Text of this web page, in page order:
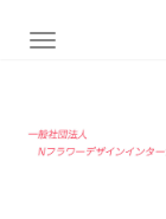
ナビゲーション